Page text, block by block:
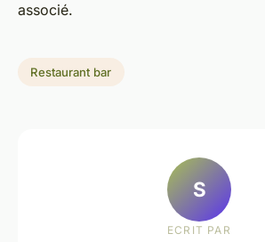
associé.
Restaurant bar
S
ECRIT PAR